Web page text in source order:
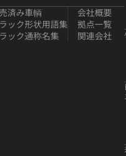
済み車輌
ック形状用語集
ック通称名集
会社概要
拠点一覧
関連会社